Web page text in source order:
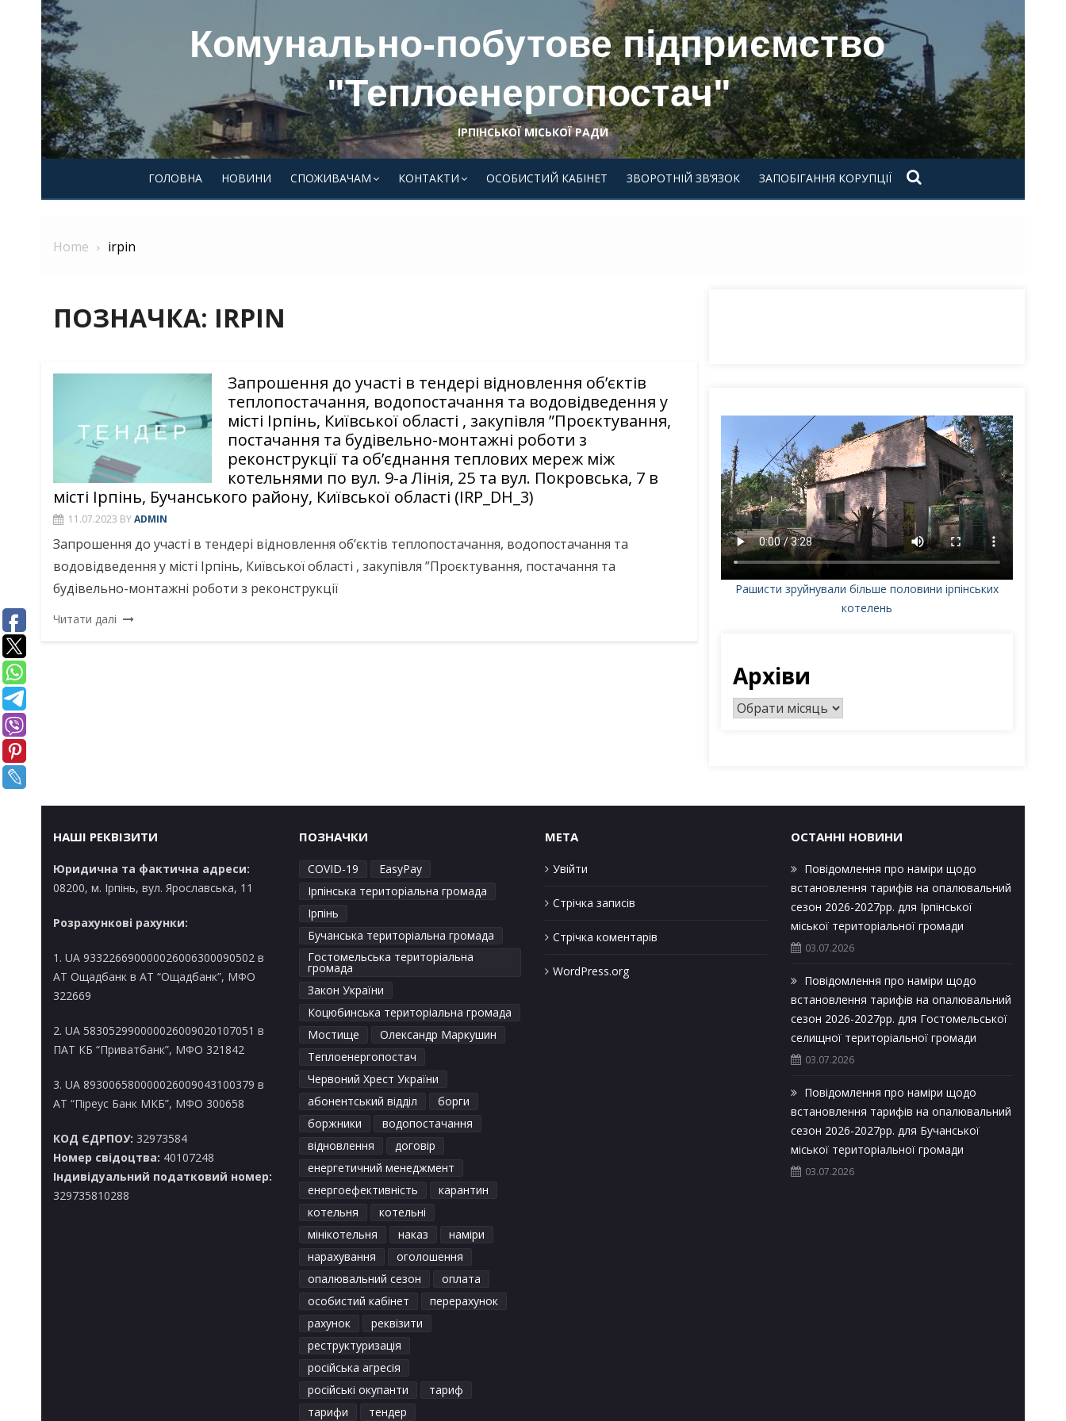
Skip
to
content
Комунально-побутове підприємство
"Теплоенергопостач"
ІРПІНСЬКОЇ МІСЬКОЇ РАДИ
ГОЛОВНА НОВИНИ СПОЖИВАЧАМ КОНТАКТИ ОСОБИСТИЙ КАБІНЕТ ЗВОРОТНІЙ ЗВ’ЯЗОК ЗАПОБІГАННЯ КОРУПЦІЇ
Home irpin
ПОЗНАЧКА: IRPIN
Запрошення до участі в тендері відновлення об’єктів
теплопостачання, водопостачання та водовідведення у
місті Ірпінь, Київської області , закупівля ”Проєктування,
постачання та будівельно-монтажні роботи з
реконструкції та об’єднання теплових мереж між
котельнями по вул. 9-а Лінія, 25 та вул. Покровська, 7 в
місті Ірпінь, Бучанського району, Київської області (IRP_DH_3)
11.07.2023 BYADMIN
Запрошення до участі в тендері відновлення об’єктів теплопостачання, водопостачання та
водовідведення у місті Ірпінь, Київської області , закупівля ”Проєктування, постачання та
будівельно-монтажні роботи з реконструкції
Читати далі
Рашисти зруйнували більше половини ірпінських
котелень
Архіви
А
НАШІ РЕКВІЗИТИ
Юридична та фактична адреси:
08200, м. Ірпінь, вул. Ярославська, 11
Розрахункові рахунки:
1. UA 933226690000026006300090502 в
AT Ощадбанк в АТ “Ощадбанк”, МФО
322669
2. UA 583052990000026009020107051 в
ПАТ КБ “Приватбанк”, МФО 321842
3. UA 893006580000026009043100379 в
АТ “Піреус Банк МКБ”, МФО 300658
КОД ЄДРПОУ: 32973584
Номер свідоцтва: 40107248
Індивідуальний податковий номер:
329735810288
ПОЗНАЧКИ
COVID-19
EasyPay
Ірпінська територіальна громада
Ірпінь
Бучанська територіальна громада
Гостомельська територіальна
громада
Закон України
Коцюбинська територіальна громада
Мостище
Олександр Маркушин
Теплоенергопостач
Червоний Хрест України
абонентський відділ
борги
боржники
водопостачання
відновлення
договір
енергетичний менеджмент
енергоефективність
карантин
котельня
котельні
мінікотельня
наказ
наміри
нарахування
оголошення
опалювальний сезон
оплата
особистий кабінет
перерахунок
рахунок
реквізити
реструктуризація
російська агресія
російські окупанти
тариф
тарифи
тендер
META
Увійти
Стрічка записів
Стрічка коментарів
WordPress.org
ОСТАННІ НОВИНИ
Повідомлення про наміри щодо
встановлення тарифів на опалювальний
сезон 2026-2027рр. для Ірпінської
міської територіальної громади
03.07.2026
Повідомлення про наміри щодо
встановлення тарифів на опалювальний
сезон 2026-2027рр. для Гостомельської
селищної територіальної громади
03.07.2026
Повідомлення про наміри щодо
встановлення тарифів на опалювальний
сезон 2026-2027рр. для Бучанської
міської територіальної громади
03.07.2026